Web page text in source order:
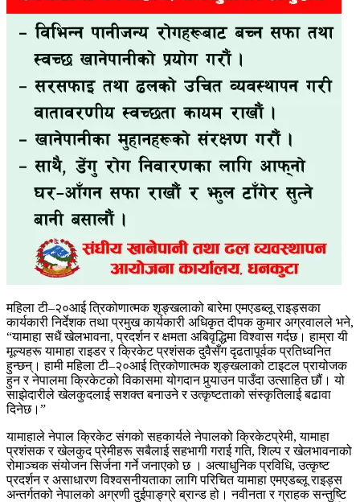
महिला टी–२०आई त्रिकोणात्मक शृङ्खलाको बारेमा एमएडब्लू राइड्सका
कार्यकारी निर्देशक तथा प्रमुख कार्यकारी अधिकृत दीपक कुमार अग्रवालले भने,
“यामाहा सधैं खेलभावना, प्रदर्शन र क्षमता अबिवृद्धिमा विश्वास गर्दछ। हाम्रा यी
मूल्यहरू यामाहा राइडर र क्रिकेट प्रशंसक दुवैसँग दृढतापूर्वक प्रतिध्वनित
हुन्छन्। हामी महिला टी–२०आई त्रिकोणात्मक शृङ्खलाको टाइटल प्रायोजक
हुन र नेपालमा क्रिकेटको विकासमा योगदान पुर्‍याउन पाउँदा उत्साहित छौं। यो
साझेदारीले खेलकुदलाई सशक्त बनाउने र उत्कृष्टताको संस्कृतिलाई बढावा
दिनेछ।”
यामाहाले नेपाल क्रिकेट संगको सहकार्यले नेपालको क्रिकेटप्रेमी, यामाहा
प्रशंसक र खेलकुद प्रेमीहरू सबैलाई सहभागी गराई गति, शिल्प र खेलभावनाको
रोमाञ्चक संयोजन सिर्जना गर्ने जनाएको छ । अत्याधुनिक प्रविधि, उत्कृष्ट
प्रदर्शन र असाधारण विश्वसनीयताका लागि परिचित यामाहा एमएडब्लू राइड्स
अन्तर्गतको नेपालको अग्रणी दुईपाङ्ग्रे ब्रान्ड हो। नवीनता र ग्राहक सन्तुष्टि